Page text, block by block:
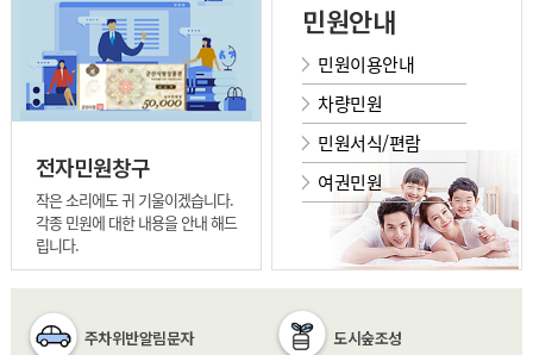
전자민원창구
작은 소리에도 귀 기울이겠습니다.
각종 민원에 대한 내용을 안내 해드
립니다.
민원안내
민원이용안내
차량민원
민원서식/편람
여권민원
주차위반알림문자 도시숲조성